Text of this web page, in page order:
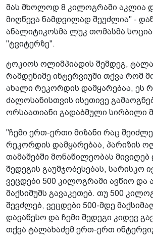
მას მხოლოდ 8 კილოგრამი აკლია
მიღწევა ნამდვილად შეუძლია" -
ანალიტიკოსმა ლუკ თომასმა
"ტვიტერზე".
ტოკიოს ოლიმპიადის შემდეგ,
რამდენიმე ინტერვიუში თქვა რომ
ახალი რეკორდის დამყარებაა, ეს
ძალოსანისთვის ისეთივე
ორსაათიანი გადაბმული სირბილი
"ჩემი ერთ-ერთი მიზანი რაც
რეკორდის დამყარებაა, პარიზის
თამაშებში მონაწილეობას მივიღებ
შედეგის გაუმჯობესებას, სარისკო
ვეცდები 500 კილოგრამი ავწიო და
მაქსიმუმს გავაკეთებ. თუ 500
შევძლებ, ვეცდები 500-მდე
დავაწესო და ჩემი შედეგი კიდევ
თქვა ტალახაძემ ერთ-ერთ